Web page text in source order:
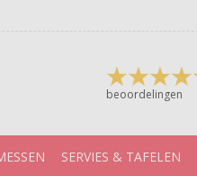
beoordelingen
SERVIES & TAFELEN